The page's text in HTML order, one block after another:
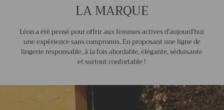
LA MARQUE
Léon a été pensé pour offrir aux femmes actives d'aujourd'hui
une expérience sans compromis. En proposant une ligne de
lingerie responsable, à la fois abordable, élégante, séduisante
et surtout confortable !